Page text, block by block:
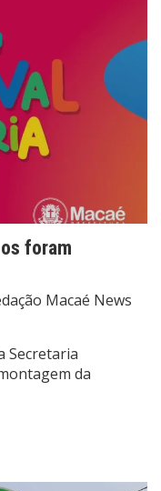
foram
Macaé News
Secretaria
da